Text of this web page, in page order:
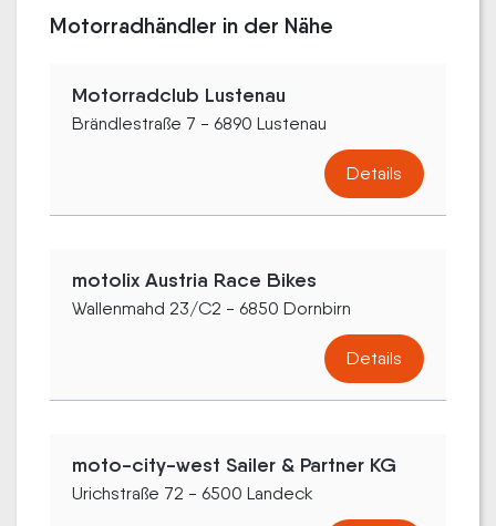
Motorradhändler in der Nähe
Motorradclub Lustenau
Brändlestraße 7 - 6890 Lustenau
Details
motolix Austria Race Bikes
Wallenmahd 23/C2 - 6850 Dornbirn
Details
moto-city-west Sailer & Partner KG
Urichstraße 72 - 6500 Landeck